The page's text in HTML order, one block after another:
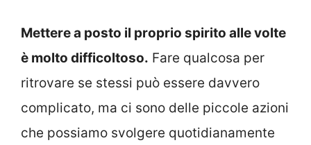
Mettere a posto il proprio spirito alle volte
è molto difficoltoso. Fare qualcosa per
ritrovare se stessi può essere davvero
complicato, ma ci sono delle piccole azioni
che possiamo svolgere quotidianamente